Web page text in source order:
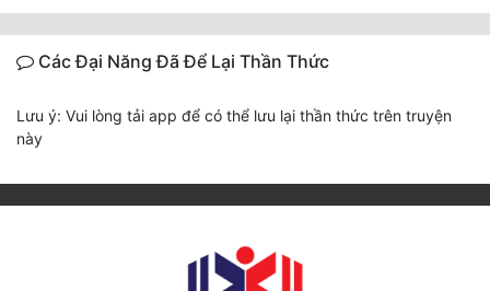
Các Đại Năng Đã Để Lại Thần Thức
Lưu ý: Vui lòng tải app để có thể lưu lại thần thức trên truyện
này